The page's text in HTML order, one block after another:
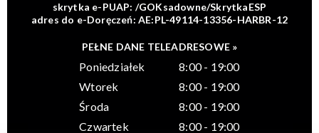
skrytka e-PUAP: /GOKsadowne/SkrytkaESP
adres do e-Doręczeń: AE:PL-49114-13356-HARBR-12
PEŁNE DANE TELEADRESOWE »
Poniedziałek
8:00 - 19:00
Wtorek
8:00 - 19:00
Środa
8:00 - 19:00
Czwartek
8:00 - 19:00